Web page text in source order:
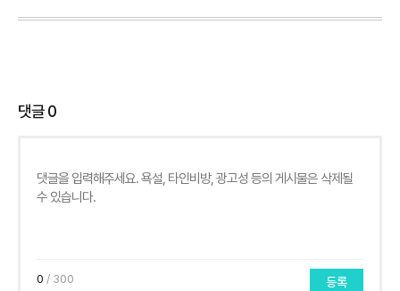
댓글0
0 / 300 등록